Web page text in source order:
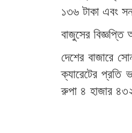
১৩৬ টাকা এবং
বাজুসের
দেশের বাজারে
ক্যারেটের প্রতি
রুপা ৪ হাজার